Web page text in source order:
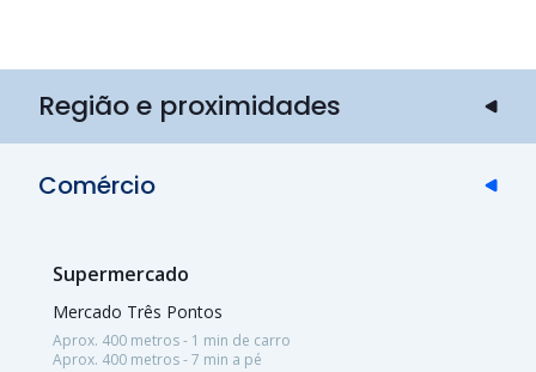
Região e proximidades
Comércio
Supermercado
Mercado Três Pontos
Aprox. 400 metros - 1 min de carro
Aprox. 400 metros - 7 min a pé